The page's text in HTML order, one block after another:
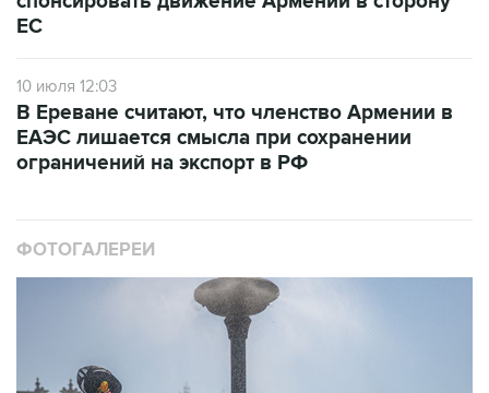
ЕС
10 июля 12:03
В Ереване считают, что членство Армении в
ЕАЭС лишается смысла при сохранении
ограничений на экспорт в РФ
ФОТОГАЛЕРЕИ